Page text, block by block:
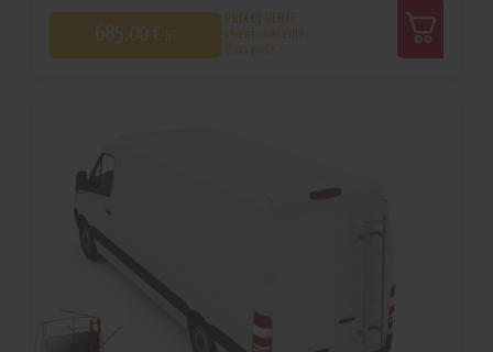
685,00 € HT
PRIX DE VENTE
client conseillé
Hors pose